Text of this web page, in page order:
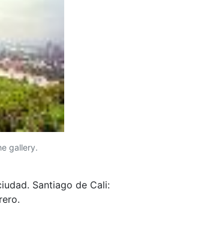
gallery.
Santiago de Cali: